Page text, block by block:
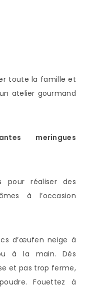
toute la famille et
atelier gourmand
meringues
pour réaliser des
à l’occasion
d’œufen neige à
à la main. Dès
et pas trop ferme,
Fouettez à